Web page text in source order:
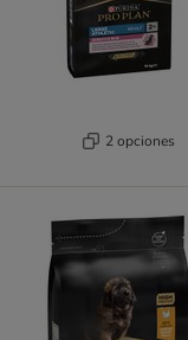
2 opciones